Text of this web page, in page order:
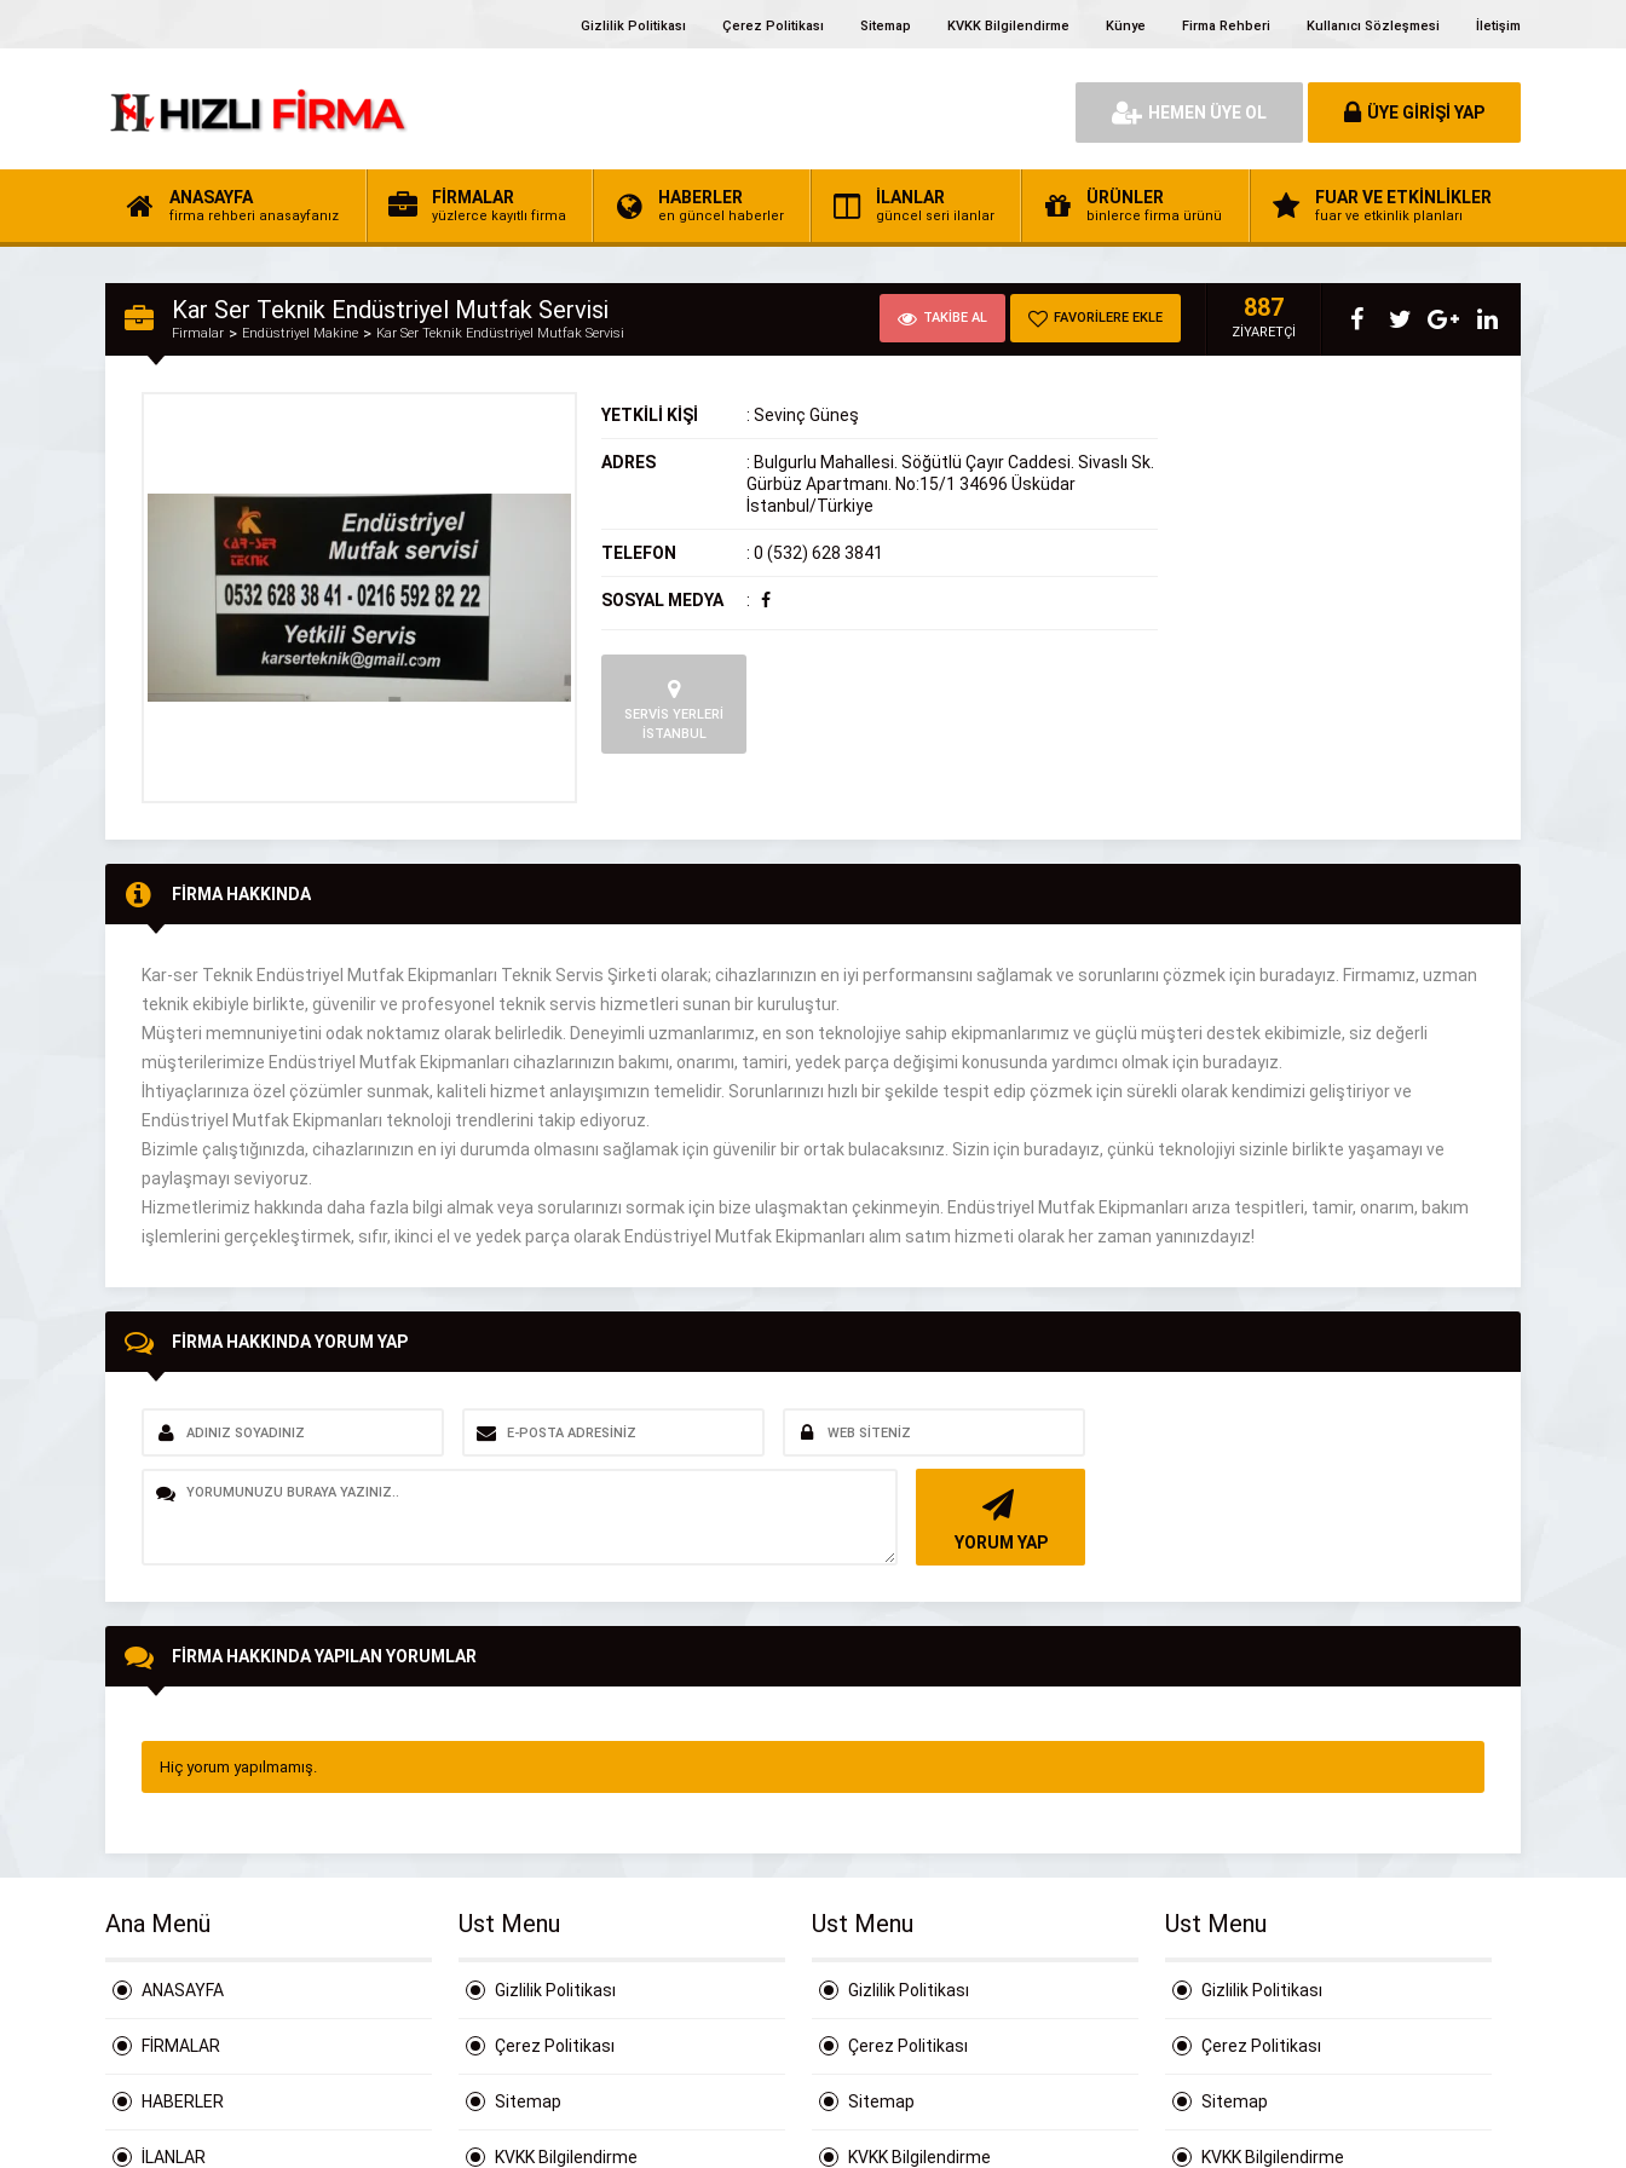
Gizlilik Politikası Çerez Politikası Sitemap KVKK Bilgilendirme Künye Firma Rehberi Kullanıcı Sözleşmesi İletişim
HEMEN ÜYE OL ÜYE GİRİŞİ YAP
ANASAYFA
firma rehberi anasayfanız
FİRMALAR
yüzlerce kayıtlı firma
HABERLER
en güncel haberler
İLANLAR
güncel seri ilanlar
ÜRÜNLER
binlerce firma ürünü
FUAR VE ETKİNLİKLER
fuar ve etkinlik planları
Kar Ser Teknik Endüstriyel Mutfak Servisi
Firmalar Endüstriyel Makine Kar Ser Teknik Endüstriyel Mutfak Servisi
TAKİBE AL FAVORİLERE EKLE 887
ZİYARETÇİ
YETKİLİ KİŞİ : Sevinç Güneş
ADRES : Bulgurlu Mahallesi. Söğütlü Çayır Caddesi. Sivaslı Sk.
Gürbüz Apartmanı. No:15/1 34696 Üsküdar
İstanbul/Türkiye
TELEFON : 0 (532) 628 3841
SOSYAL MEDYA :
SERVİS YERLERİ
İSTANBUL
FİRMA HAKKINDA
Kar-ser Teknik Endüstriyel Mutfak Ekipmanları Teknik Servis Şirketi olarak; cihazlarınızın en iyi performansını sağlamak ve sorunlarını çözmek için buradayız. Firmamız, uzman
teknik ekibiyle birlikte, güvenilir ve profesyonel teknik servis hizmetleri sunan bir kuruluştur.
Müşteri memnuniyetini odak noktamız olarak belirledik. Deneyimli uzmanlarımız, en son teknolojiye sahip ekipmanlarımız ve güçlü müşteri destek ekibimizle, siz değerli
müşterilerimize Endüstriyel Mutfak Ekipmanları cihazlarınızın bakımı, onarımı, tamiri, yedek parça değişimi konusunda yardımcı olmak için buradayız.
İhtiyaçlarınıza özel çözümler sunmak, kaliteli hizmet anlayışımızın temelidir. Sorunlarınızı hızlı bir şekilde tespit edip çözmek için sürekli olarak kendimizi geliştiriyor ve
Endüstriyel Mutfak Ekipmanları teknoloji trendlerini takip ediyoruz.
Bizimle çalıştığınızda, cihazlarınızın en iyi durumda olmasını sağlamak için güvenilir bir ortak bulacaksınız. Sizin için buradayız, çünkü teknolojiyi sizinle birlikte yaşamayı ve
paylaşmayı seviyoruz.
Hizmetlerimiz hakkında daha fazla bilgi almak veya sorularınızı sormak için bize ulaşmaktan çekinmeyin. Endüstriyel Mutfak Ekipmanları arıza tespitleri, tamir, onarım, bakım
işlemlerini gerçekleştirmek, sıfır, ikinci el ve yedek parça olarak Endüstriyel Mutfak Ekipmanları alım satım hizmeti olarak her zaman yanınızdayız!
FİRMA HAKKINDA YORUM YAP
YORUM YAP
FİRMA HAKKINDA YAPILAN YORUMLAR
Hiç yorum yapılmamış.
Ana Menü
ANASAYFA
FİRMALAR
HABERLER
İLANLAR
Ust Menu
Gizlilik Politikası
Çerez Politikası
Sitemap
KVKK Bilgilendirme
Ust Menu
Gizlilik Politikası
Çerez Politikası
Sitemap
KVKK Bilgilendirme
Ust Menu
Gizlilik Politikası
Çerez Politikası
Sitemap
KVKK Bilgilendirme